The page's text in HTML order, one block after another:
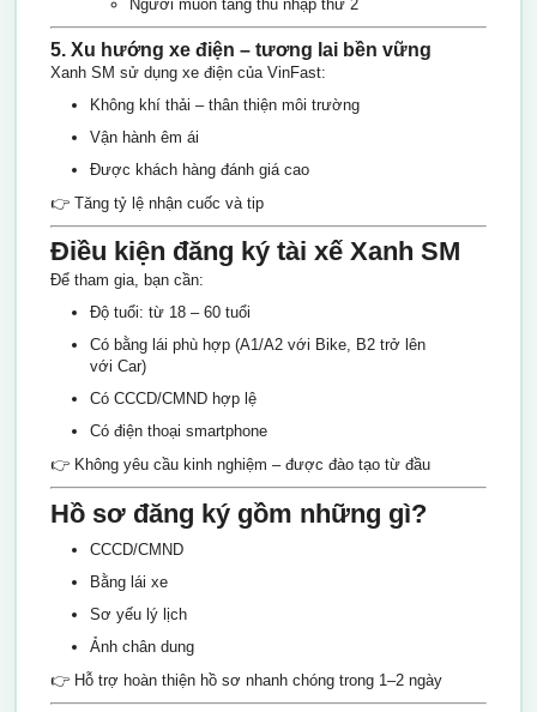
Người muốn tăng thu nhập thứ 2
5. Xu hướng xe điện – tương lai bền vững
Xanh SM sử dụng xe điện của VinFast:
Không khí thải – thân thiện môi trường
Vận hành êm ái
Được khách hàng đánh giá cao
👉 Tăng tỷ lệ nhận cuốc và tip
Điều kiện đăng ký tài xế Xanh SM
Để tham gia, bạn cần:
Độ tuổi: từ 18 – 60 tuổi
Có bằng lái phù hợp (A1/A2 với Bike, B2 trở lên
với Car)
Có CCCD/CMND hợp lệ
Có điện thoại smartphone
👉 Không yêu cầu kinh nghiệm – được đào tạo từ đầu
Hồ sơ đăng ký gồm những gì?
CCCD/CMND
Bằng lái xe
Sơ yếu lý lịch
Ảnh chân dung
👉 Hỗ trợ hoàn thiện hồ sơ nhanh chóng trong 1–2 ngày